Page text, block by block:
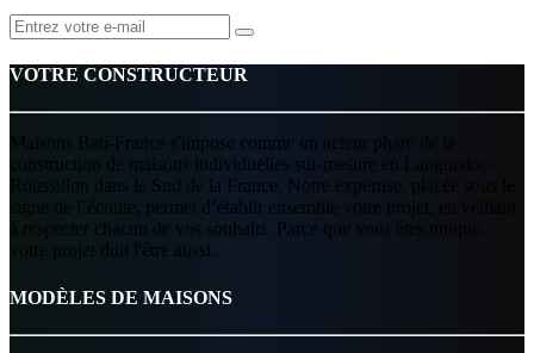
VOTRE CONSTRUCTEUR
Maisons Bati-France s'impose comme un acteur phare de la
construction de maisons individuelles sur-mesure en Languedoc-
Roussillon dans le Sud de la France. Notre expertise, placée sous le
signe de l’écoute, permet d’établir ensemble votre projet, en veillant
à respecter chacun de vos souhaits. Parce que vous êtes unique,
votre projet doit l'être aussi.
MODÈLES DE MAISONS